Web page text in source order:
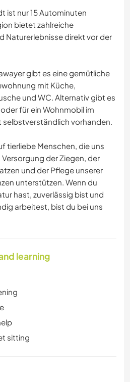
ist nur 15 Autominuten
bietet zahlreiche
Naturerlebnisse direkt vor der
gibt es eine gemütliche
mit Küche,
und WC. Alternativ gibt es
für ein Wohnmobil im
selbstverständlich vorhanden.
tierliebe Menschen, die uns
der Ziegen, der
und der Pflege unserer
unterstützen. Wenn du
hast, zuverlässig bist und
arbeitest, bist du bei uns
learning
sitting